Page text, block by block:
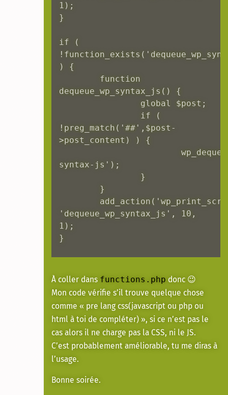
1);
}
if (
) {
dequeue_wp_syntax_js() {
!preg_match('##',$post-
>post_content) ) {
syntax-js');
'dequeue_wp_syntax_js', 10,
1);
}
À coller dans functions.php donc 😉
Mon code vérifie s’il trouve quelque chose
comme « pre lang css(javascript ou php ou
html à toi de compléter) », si ce n’est pas le
cas alors il ne charge pas la CSS, ni le JS.
C’est probablement améliorable, tu me diras à
l’usage.
Bonne soirée.